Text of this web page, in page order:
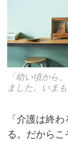
「幼い頃から
ました。いま
「介護は終
る。だからこ